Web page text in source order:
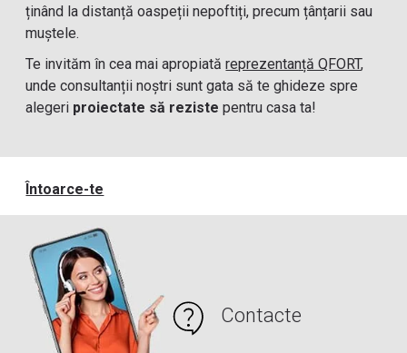
ținând la distanță oaspeții nepoftiți, precum țânțarii sau
muștele.
Te invităm în cea mai apropiatăreprezentanță QFORT,
unde consultanții noștri sunt gata să te ghideze spre
alegeri proiectate să reziste pentru casa ta!
Întoarce-te
Contacte